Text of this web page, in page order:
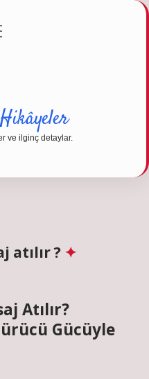
ve ilginç detaylar.
atılır ?
Atılır?
Gücüyle